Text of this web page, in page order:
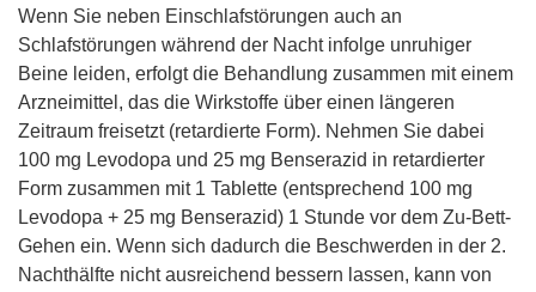
Wenn Sie neben Einschlafstörungen auch an
Schlafstörungen während der Nacht infolge unruhiger
Beine leiden, erfolgt die Behandlung zusammen mit einem
Arzneimittel, das die Wirkstoffe über einen längeren
Zeitraum freisetzt (retardierte Form). Nehmen Sie dabei
100 mg Levodopa und 25 mg Benserazid in retardierter
Form zusammen mit 1 Tablette (entsprechend 100 mg
Levodopa + 25 mg Benserazid) 1 Stunde vor dem Zu-Bett-
Gehen ein. Wenn sich dadurch die Beschwerden in der 2.
Nachthälfte nicht ausreichend bessern lassen, kann von